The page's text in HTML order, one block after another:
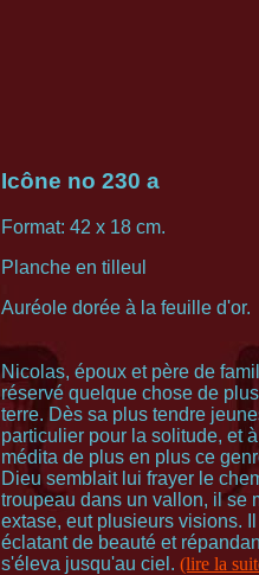
Icône no 230 a
Format: 42 x 18 cm.
Planche en tilleul
Auréole dorée à la feuille d'or.
Nicolas, époux et père de
réservé quelque chose de
terre. Dès sa plus tendre
particulier pour la solitude, et
médita de plus en plus ce
Dieu semblait lui frayer le
troupeau dans un vallon, il se
extase, eut plusieurs visions.
éclatant de beauté et
s'éleva jusqu'au ciel. (lire la